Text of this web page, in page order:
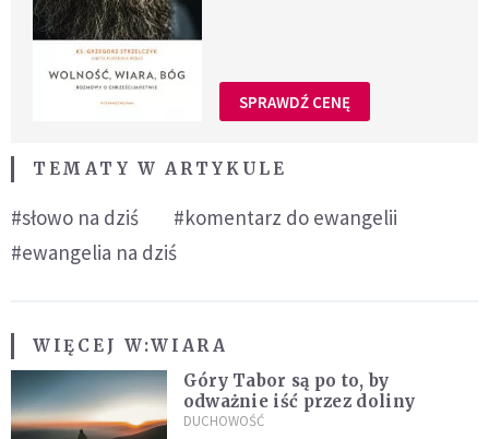
SPRAWDŹ CENĘ
TEMATY W ARTYKULE
#słowo na dziś
#komentarz do ewangelii
#ewangelia na dziś
WIĘCEJ W:WIARA
Góry Tabor są po to, by
odważnie iść przez doliny
DUCHOWOŚĆ